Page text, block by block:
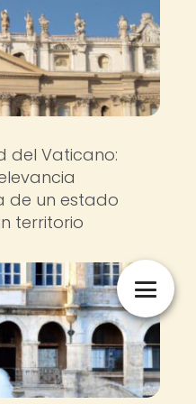
del Vaticano:
de un estado
territorio